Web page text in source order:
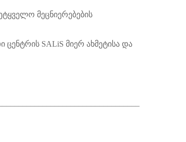
მეცნიერებების
SALiS მიერ ახმეტისა და